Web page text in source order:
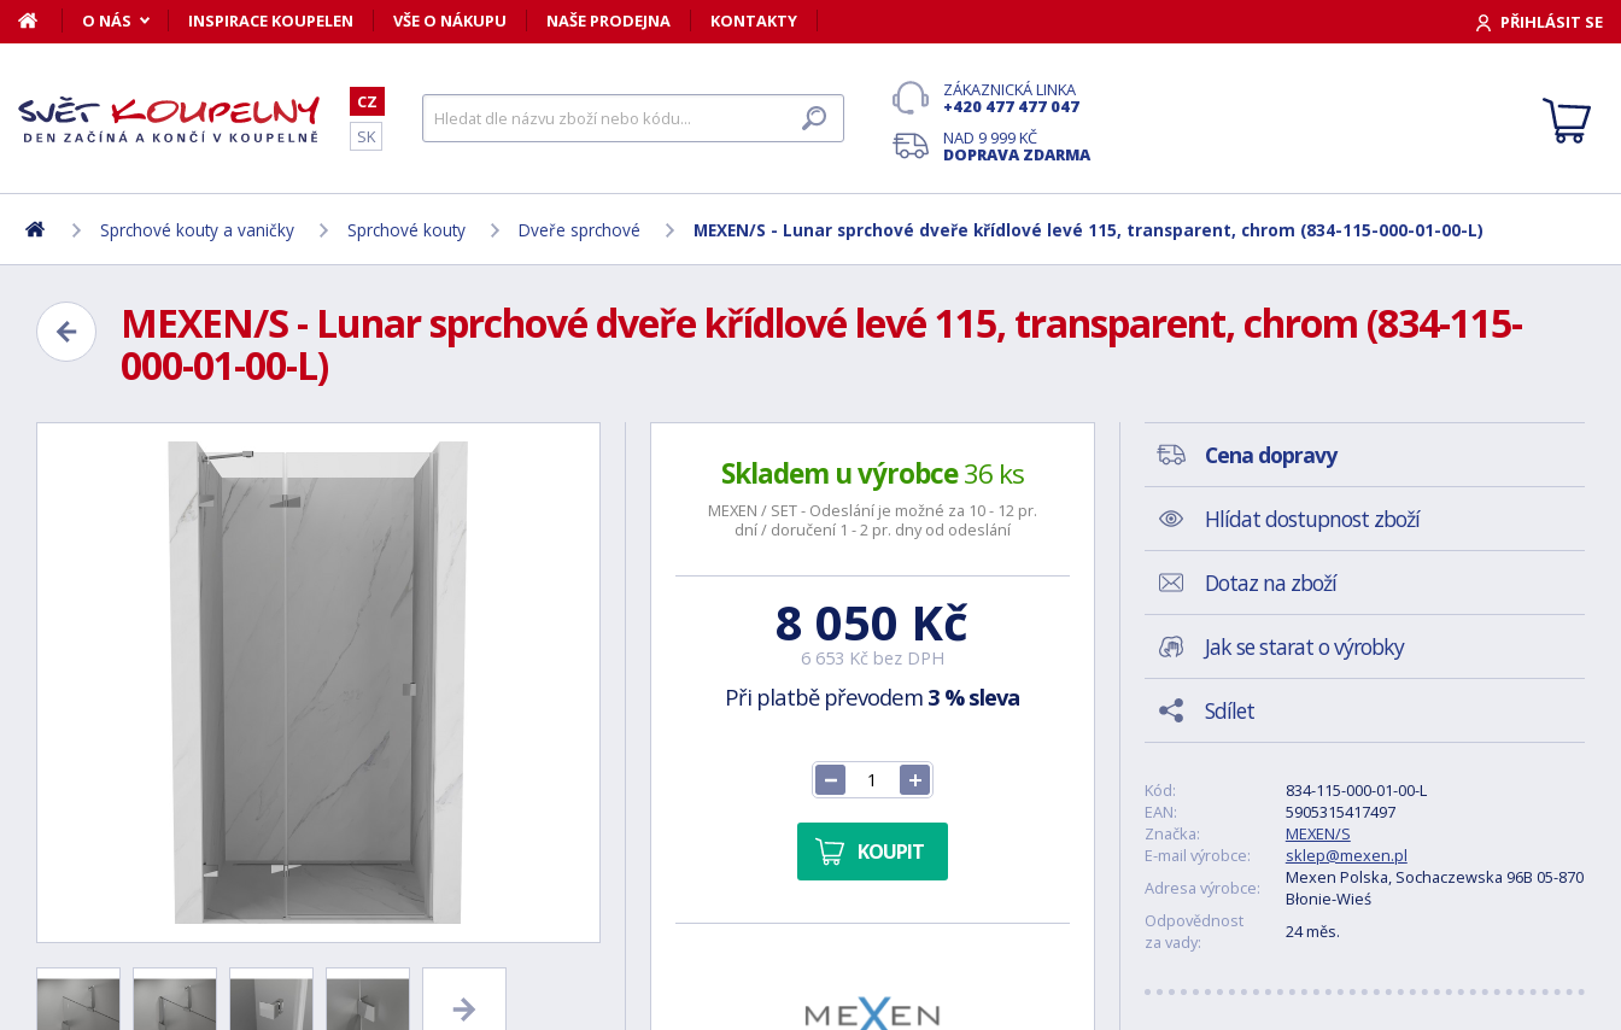
O NÁS INSPIRACE KOUPELEN VŠE O NÁKUPU NAŠE PRODEJNA KONTAKTY PŘIHLÁSIT SE
CZ
SK
ZÁKAZNICKÁ LINKA
+420 477 477 047
NAD 9 999 KČ
DOPRAVA ZDARMA
Sprchové kouty a vaničky Sprchové kouty Dveře sprchové MEXEN/S - Lunar sprchové dveře křídlové levé 115, transparent, chrom (834-115-000-01-00-L)
MEXEN/S - Lunar sprchové dveře křídlové levé 115, transparent, chrom (834-115-
000-01-00-L)
Skladem u výrobce36 ks
MEXEN / SET - Odeslání je možné za 10 - 12 pr.
dní / doručení 1 - 2 pr. dny od odeslání
8 050 Kč
6 653 Kč bez DPH
Při platbě převodem 3 % sleva
KOUPIT
Cena dopravy
Hlídat dostupnost zboží
Dotaz na zboží
Jak se starat o výrobky
Sdílet
Kód:
834-115-000-01-00-L
EAN:
5905315417497
Značka:
MEXEN/S
E-mail výrobce:
sklep@mexen.pl
Adresa výrobce:
Mexen Polska, Sochaczewska 96B 05-870
Błonie-Wieś
Odpovědnost
za vady:
24 měs.